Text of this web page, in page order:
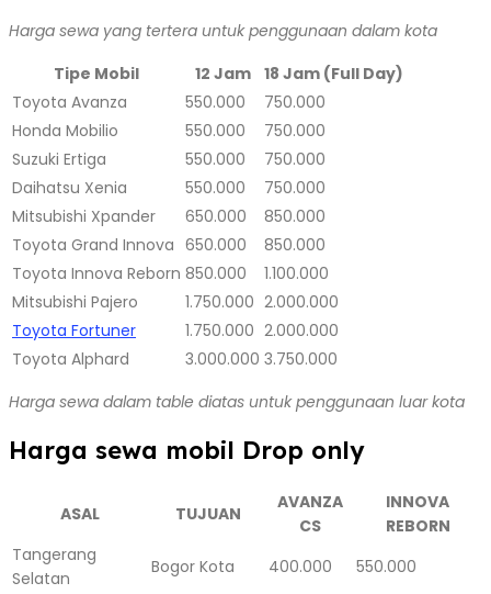
Harga sewa yang tertera untuk penggunaan dalam kota
Tipe Mobil
12 Jam
18 Jam (Full Day)
Toyota Avanza
550.000
750.000
Honda Mobilio
550.000
750.000
Suzuki Ertiga
550.000
750.000
Daihatsu Xenia
550.000
750.000
Mitsubishi Xpander
650.000
850.000
Toyota Grand Innova 650.000
850.000
Toyota Innova Reborn 850.000
1.100.000
Mitsubishi Pajero
1.750.000 2.000.000
Toyota Fortuner
1.750.000 2.000.000
Toyota Alphard
3.000.000 3.750.000
Harga sewa dalam table diatas untuk penggunaan luar kota
Harga sewa mobil Drop only
ASAL TUJUAN
AVANZA
CS
INNOVA
REBORN
Tangerang
Selatan
Bogor Kota 400.000
550.000